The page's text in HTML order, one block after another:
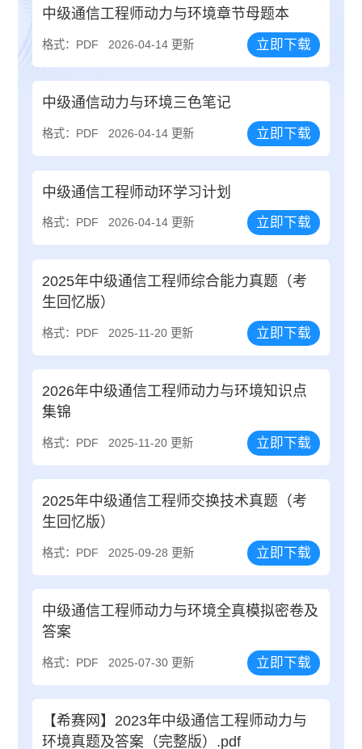
中级通信工程师动力与环境章节母题本
格式：PDF 2026-04-14 更新 立即下载
中级通信动力与环境三色笔记
格式：PDF 2026-04-14 更新 立即下载
中级通信工程师动环学习计划
格式：PDF 2026-04-14 更新 立即下载
2025年中级通信工程师综合能力真题（考
生回忆版）
格式：PDF 2025-11-20 更新 立即下载
2026年中级通信工程师动力与环境知识点
集锦
格式：PDF 2025-11-20 更新 立即下载
2025年中级通信工程师交换技术真题（考
生回忆版）
格式：PDF 2025-09-28 更新 立即下载
中级通信工程师动力与环境全真模拟密卷及
答案
格式：PDF 2025-07-30 更新 立即下载
【希赛网】2023年中级通信工程师动力与
环境真题及答案（完整版）.pdf